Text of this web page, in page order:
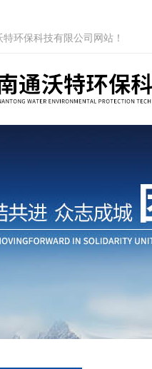
环保科技有限公司网站！